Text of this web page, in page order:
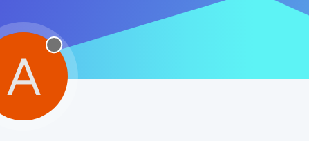
A